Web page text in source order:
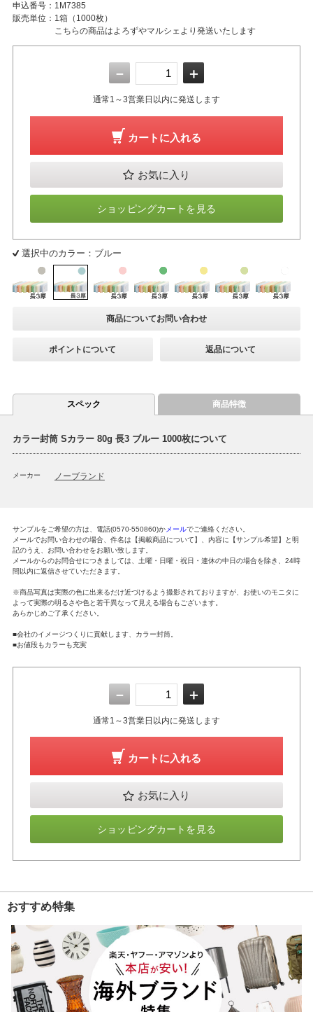
申込番号： 1M7385
販売単位： 1箱（1000枚）
こちらの商品はよろずやマルシェより発送いたします
－ ＋
通常1～3営業日以内に発送します
カートに入れる
お気に入り
ショッピングカートを見る
選択中のカラー：ブルー
商品についてお問い合わせ
ポイントについて 返品について
スペック 商品特徴
カラー封筒 Sカラー 80g 長3 ブルー 1000枚について
メーカー ノーブランド
サンプルをご希望の方は、電話(0570-550860)かメールでご連絡ください。
メールでお問い合わせの場合、件名は【掲載商品について】、内容に【サンプル希望】と明
記のうえ、お問い合わせをお願い致します。
メールからのお問合せにつきましては、土曜・日曜・祝日・連休の中日の場合を除き、24時
間以内に返信させていただきます。
※商品写真は実際の色に出来るだけ近づけるよう撮影されておりますが、お使いのモニタに
よって実際の明るさや色と若干異なって見える場合もございます。
あらかじめご了承ください。
■会社のイメージつくりに貢献します、カラー封筒。
■お値段もカラーも充実
－ ＋
通常1～3営業日以内に発送します
カートに入れる
お気に入り
ショッピングカートを見る
おすすめ特集